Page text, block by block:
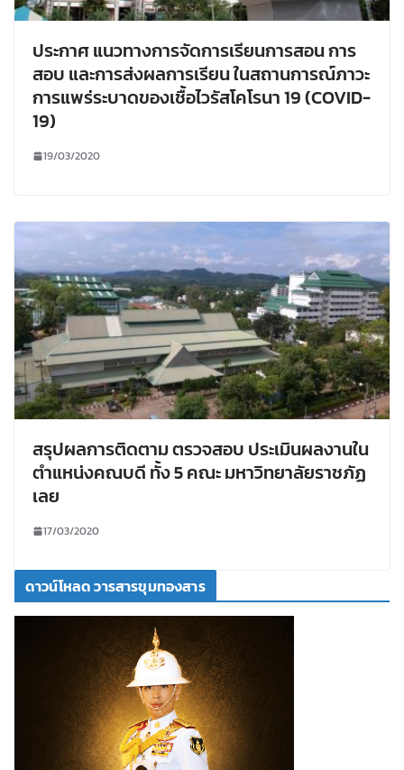
ประกาศ แนวทางการจัดการเรียนการสอน การ
สอบ และการส่งผลการเรียน ในสถานการณ์ภาวะ
การแพร่ระบาดของเชื้อไวรัสโคโรนา 19 (COVID-
19)
19/03/2020
สรุปผลการติดตาม ตรวจสอบ ประเมินผลงานใน
ตำแหน่งคณบดี ทั้ง 5 คณะ มหาวิทยาลัยราชภัฏ
เลย
17/03/2020
ดาวน์โหลด วารสารขุมทองสาร